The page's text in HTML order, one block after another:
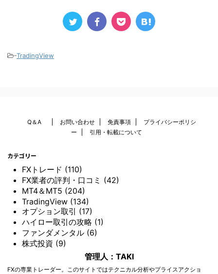
-TradingView
Q＆A お問い合わせ 免責事項
プライバシーポリシ
ー
引用・転載について
カテゴリー
FXトレード (110)
FX業者の評判・口コミ (42)
MT4＆MT5 (204)
TradingView (134)
オプション取引 (17)
ハイロー取引の攻略 (1)
ファンダメンタル (6)
株式投資 (9)
管理人：TAKI
FXの専業トレーダー。このサイトではテクニカル分析やプライスアクショ